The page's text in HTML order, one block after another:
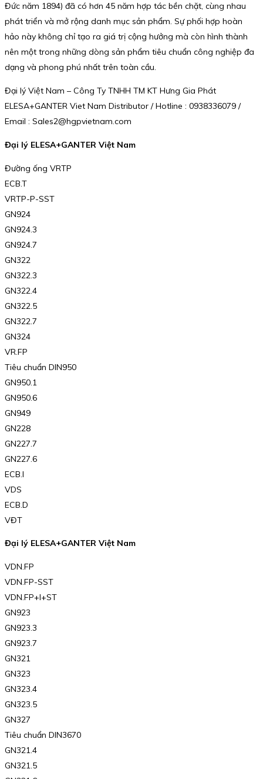
Đức năm 1894) đã có hơn 45 năm hợp tác bền chặt, cùng nhau
phát triển và mở rộng danh mục sản phẩm. Sự phối hợp hoàn
hảo này không chỉ tạo ra giá trị cộng hưởng mà còn hình thành
nên một trong những dòng sản phẩm tiêu chuẩn công nghiệp đa
dạng và phong phú nhất trên toàn cầu.
Đại lý Việt Nam – Công Ty TNHH TM KT Hưng Gia Phát
ELESA+GANTER Viet Nam Distributor / Hotline : 0938336079 /
Email : Sales2@hgpvietnam.com
Đại lý ELESA+GANTER Việt Nam
Đường ống VRTP
ECB.T
VRTP-P-SST
GN924
GN924.3
GN924.7
GN322
GN322.3
GN322.4
GN322.5
GN322.7
GN324
VR.FP
Tiêu chuẩn DIN950
GN950.1
GN950.6
GN949
GN228
GN227.7
GN227.6
ECB.I
VDS
ECB.D
VĐT
Đại lý ELESA+GANTER Việt Nam
VDN.FP
VDN.FP-SST
VDN.FP+I+ST
GN923
GN923.3
GN923.7
GN321
GN323
GN323.4
GN323.5
GN327
Tiêu chuẩn DIN3670
GN321.4
GN321.5